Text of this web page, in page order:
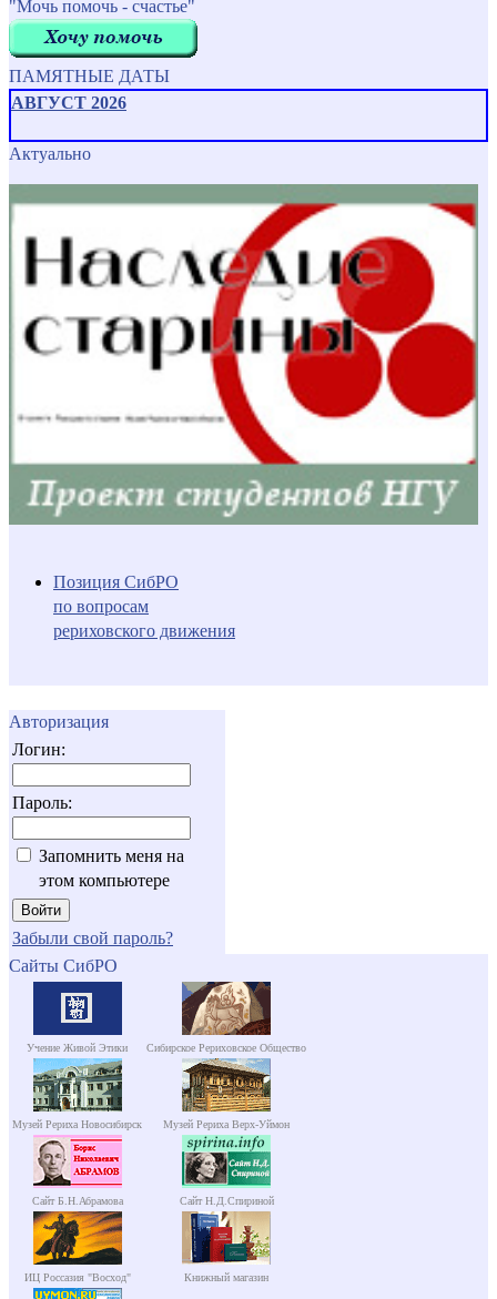
"Мочь помочь - счастье"
ПАМЯТНЫЕ ДАТЫ
АВГУСТ 2026
Актуально
Позиция СибРО
по вопросам
рериховского движения
Авторизация
Логин:
Пароль:
Запомнить меня на
этом компьютере
Забыли свой пароль?
Сайты СибРО
Учение Живой Этики Сибирское Рериховское Общество
Музей Рериха Новосибирск Музей Рериха Верх-Уймон
Сайт Б.Н.Абрамова Сайт Н.Д.Спириной
ИЦ Россазия "Восход" Книжный магазин